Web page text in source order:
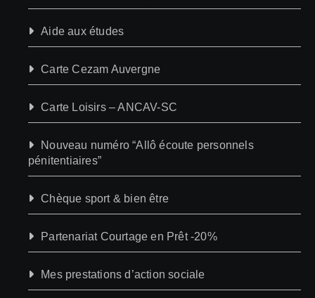
Aide aux études
Carte Cezam Auvergne
Carte Loisirs – ANCAV-SC
Nouveau numéro “Allô écoute personnels
pénitentiaires”
Chèque sport & bien être
Partenariat Courtage en Prêt -20%
Mes prestations d’action sociale